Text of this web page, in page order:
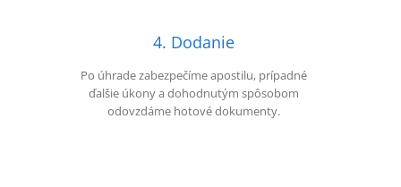
4. Dodanie
Po úhrade zabezpečíme apostilu, prípadné
ďalšie úkony a dohodnutým spôsobom
odovzdáme hotové dokumenty.